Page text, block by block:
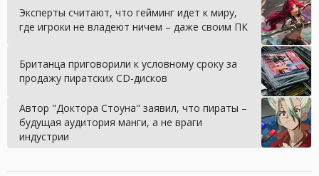
Эксперты считают, что гейминг идет к миру,
где игроки не владеют ничем – даже своим ПК
Британца приговорили к условному сроку за
продажу пиратских CD-дисков
Автор "Доктора Стоуна" заявил, что пираты –
будущая аудитория манги, а не враги
индустрии